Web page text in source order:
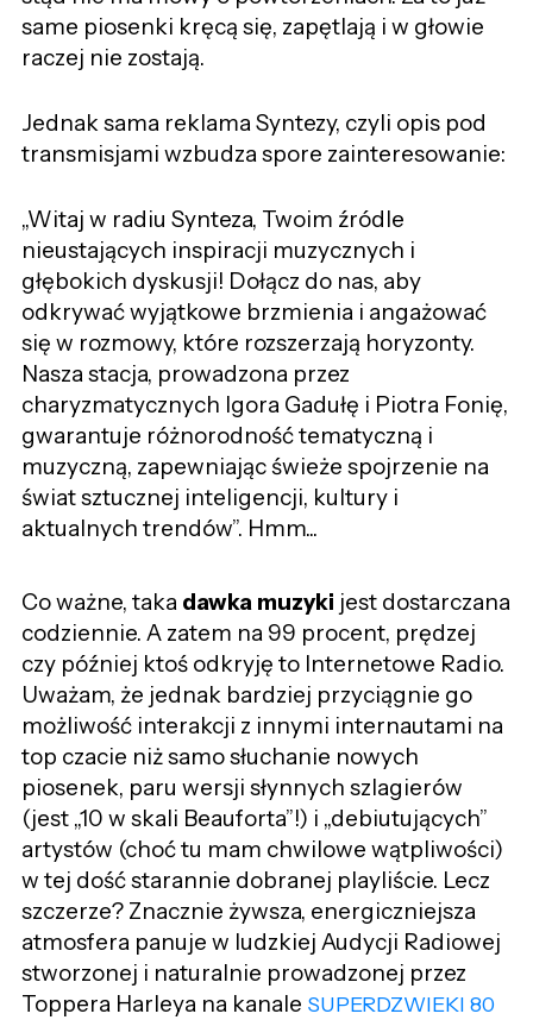
same piosenki kręcą się, zapętlają i w głowie
raczej nie zostają.
Jednak sama reklama Syntezy, czyli opis pod
transmisjami wzbudza spore zainteresowanie:
„Witaj w radiu Synteza, Twoim źródle
nieustających inspiracji muzycznych i
głębokich dyskusji! Dołącz do nas, aby
odkrywać wyjątkowe brzmienia i angażować
się w rozmowy, które rozszerzają horyzonty.
Nasza stacja, prowadzona przez
charyzmatycznych Igora Gadułę i Piotra Fonię,
gwarantuje różnorodność tematyczną i
muzyczną, zapewniając świeże spojrzenie na
świat sztucznej inteligencji, kultury i
aktualnych trendów”. Hmm...
Co ważne, taka dawka muzyki jest dostarczana
codziennie. A zatem na 99 procent, prędzej
czy później ktoś odkryję to Internetowe Radio.
Uważam, że jednak bardziej przyciągnie go
możliwość interakcji z innymi internautami na
top czacie niż samo słuchanie nowych
piosenek, paru wersji słynnych szlagierów
(jest „10 w skali Beauforta”!) i „debiutujących”
artystów (choć tu mam chwilowe wątpliwości)
w tej dość starannie dobranej playliście. Lecz
szczerze? Znacznie żywsza, energiczniejsza
atmosfera panuje w ludzkiej Audycji Radiowej
stworzonej i naturalnie prowadzonej przez
Toppera Harleya na kanale SUPERDZWIEKI 80